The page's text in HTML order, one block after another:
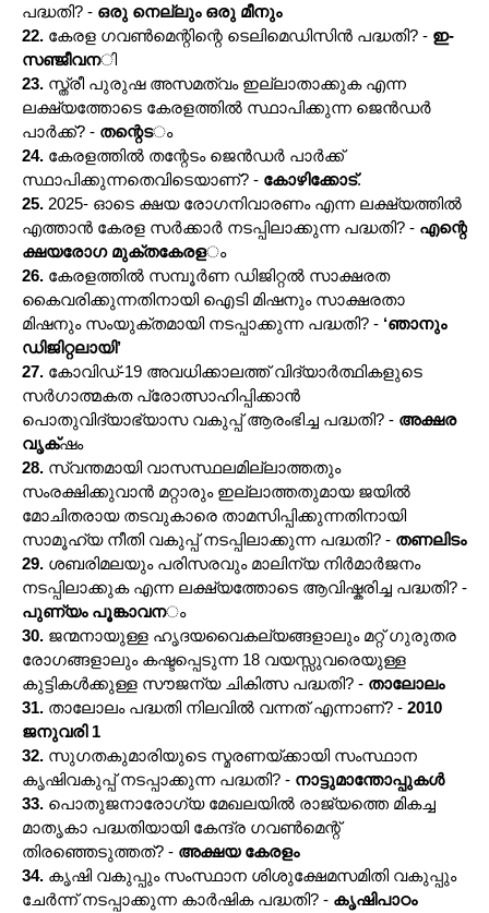
പദ്ധതി? - ഒരു നെല്ലും ഒരു മീനും
22. കേരള ഗവൺമെന്റിന്റെ ടെലിമെഡിസിൻ പദ്ധതി? - ഇ-
സഞ്ജീവനി
23. സ്ത്രീ പുരുഷ അസമത്വം ഇല്ലാതാക്കുക എന്ന
ലക്ഷ്യത്തോടെ കേരളത്തിൽ സ്ഥാപിക്കുന്ന ജെൻഡർ
പാർക്ക്? - തന്റെടം
24. കേരളത്തിൽ തന്റേടം ജെൻഡർ പാർക്ക്
സ്ഥാപിക്കുന്നതെവിടെയാണ്? - കോഴിക്കോട്.
25. 2025- ഓടെ ക്ഷയ രോഗനിവാരണം എന്ന ലക്ഷ്യത്തിൽ
എത്താൻ കേരള സർക്കാർ നടപ്പിലാക്കുന്ന പദ്ധതി? - എന്റെ
ക്ഷയരോഗ മുക്തകേരളം
26. കേരളത്തിൽ സമ്പൂർണ ഡിജിറ്റൽ സാക്ഷരത
കൈവരിക്കുന്നതിനായി ഐടി മിഷനും സാക്ഷരതാ
മിഷനും സംയുക്തമായി നടപ്പാക്കുന്ന പദ്ധതി? - ‘ഞാനും
ഡിജിറ്റലായി’
27. കോവിഡ്-19 അവധിക്കാലത്ത് വിദ്യാർത്ഥികളുടെ
സർഗാത്മകത പ്രോത്സാഹിപ്പിക്കാൻ
പൊതുവിദ്യാഭ്യാസ വകുപ്പ് ആരംഭിച്ച പദ്ധതി? - അക്ഷര
വൃക്ഷം
28. സ്വന്തമായി വാസസ്ഥലമില്ലാത്തതും
സംരക്ഷിക്കുവാൻ മറ്റാരും ഇല്ലാത്തതുമായ ജയിൽ
മോചിതരായ തടവുകാരെ താമസിപ്പിക്കുന്നതിനായി
സാമൂഹ്യ നീതി വകുപ്പ് നടപ്പിലാക്കുന്ന പദ്ധതി? - തണലിടം
29. ശബരിമലയും പരിസരവും മാലിന്യ നിർമാർജനം
നടപ്പിലാക്കുക എന്ന ലക്ഷ്യത്തോടെ ആവിഷ്കരിച്ച പദ്ധതി? -
പുണ്യം പൂങ്കാവനം
30. ജന്മനായുള്ള ഹൃദയവൈകല്യങ്ങളാലും മറ്റ് ഗുരുതര
രോഗങ്ങളാലും കഷ്ടപ്പെടുന്ന 18 വയസ്സുവരെയുള്ള
കുട്ടികൾക്കുള്ള സൗജന്യ ചികിത്സ പദ്ധതി? - താലോലം
31. താലോലം പദ്ധതി നിലവിൽ വന്നത് എന്നാണ്? - 2010
ജനുവരി 1
32. സുഗതകുമാരിയുടെ സ്മരണയ്ക്കായി സംസ്ഥാന
കൃഷിവകുപ്പ് നടപ്പാക്കുന്ന പദ്ധതി? - നാട്ടുമാന്തോപ്പുകൾ
33. പൊതുജനാരോഗ്യ മേഖലയിൽ രാജ്യത്തെ മികച്ച
മാതൃകാ പദ്ധതിയായി കേന്ദ്ര ഗവൺമെന്റ്
തിരഞ്ഞെടുത്തത്? - അക്ഷയ കേരളം
34. കൃഷി വകുപ്പും സംസ്ഥാന ശിശുക്ഷേമസമിതി വകുപ്പും
ചേർന്ന് നടപ്പാക്കുന്ന കാർഷിക പദ്ധതി? - കൃഷിപാഠം